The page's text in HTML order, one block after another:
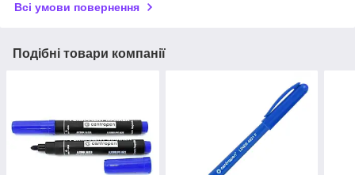
Всі умови повернення
Подібні товари компанії